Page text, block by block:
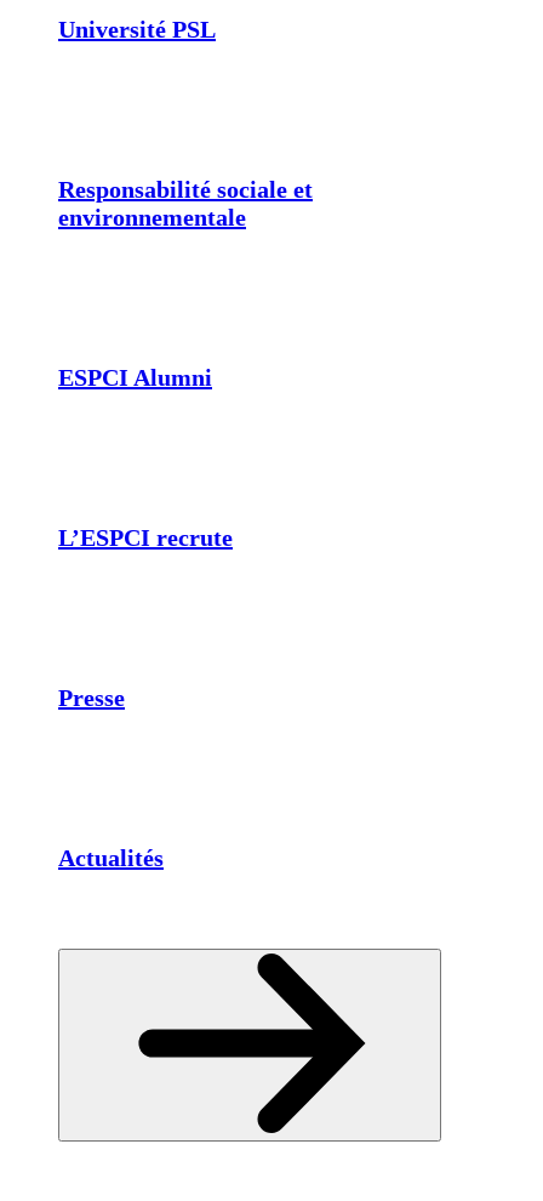
Université PSL
Responsabilité sociale et
environnementale
ESPCI Alumni
L’ESPCI recrute
Presse
Actualités